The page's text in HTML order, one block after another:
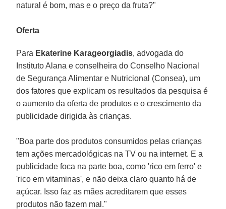
natural é bom, mas e o preço da fruta?"
Oferta
Para Ekaterine Karageorgiadis, advogada do
Instituto Alana e conselheira do Conselho Nacional
de Segurança Alimentar e Nutricional (Consea), um
dos fatores que explicam os resultados da pesquisa é
o aumento da oferta de produtos e o crescimento da
publicidade dirigida às crianças.
"Boa parte dos produtos consumidos pelas crianças
tem ações mercadológicas na TV ou na internet. E a
publicidade foca na parte boa, como 'rico em ferro' e
'rico em vitaminas', e não deixa claro quanto há de
açúcar. Isso faz as mães acreditarem que esses
produtos não fazem mal."